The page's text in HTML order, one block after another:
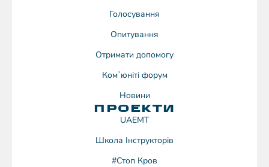
Голосування
Опитування
Отримати допомогу
Комʼюніті форум
Новини
ПРОЕКТИ
UAEMT
Школа Інструкторів
#Стоп Кров